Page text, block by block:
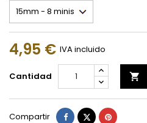
4,95 € IVA incluido
Cantidad 
Compartir Compartir
TuitearPinterest